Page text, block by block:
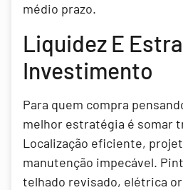
médio prazo.
Liquidez E
Investimento
Para quem compra
melhor estratégia é somar
Localização eficiente,
manutenção impecável.
telhado revisado, elétrica